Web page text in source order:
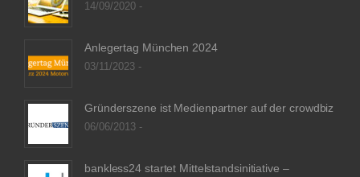
14/09/2020 -
Anlegertag München 2024
03/11/2023 -
Gründerszene ist Medienpartner auf der crowdbiz
06/06/2013 -
bankless24 startet Mittelstandsinitiative –